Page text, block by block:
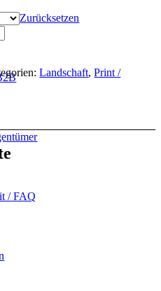
/ FAQ
Zurücksetzen
Landschaft,Print /